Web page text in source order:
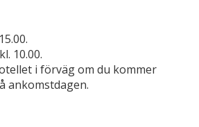
10.00.
i förväg om du kommer
ankomstdagen.